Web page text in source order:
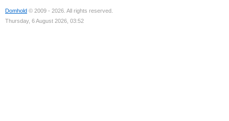
Domhold © 2009 - 2026. All rights reserved.
Thursday, 6 August 2026, 03:52